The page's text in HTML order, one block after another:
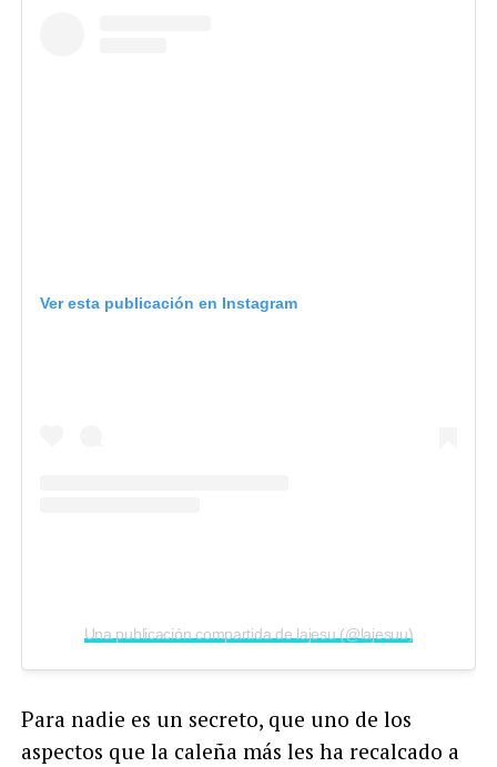
Ver esta publicación en Instagram
Una publicación compartida de lajesu (@lajesuu)
Para nadie es un secreto, que uno de los
aspectos que la caleña más les ha recalcado a